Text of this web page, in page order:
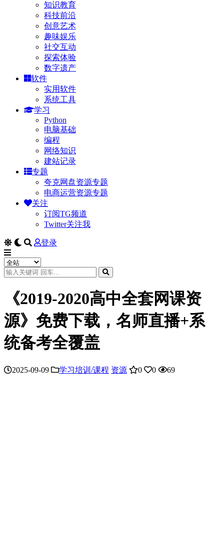
知识教育
科技前沿
创意艺术
趣味娱乐
社交互动
探索体验
数字遗产
软件
实用软件
系统工具
学习
Python
电脑基础
编程
网络知识
建站记录
专题
夸克网盘资源专题
电商运营资源专题
关注
订阅TG频道
Twitter关注我
登录
《2019-2020高中全套网课资
源》免费下载，名师直播+系
统备考全覆盖
2025-09-09 学习培训/课程 资源 0 0 69